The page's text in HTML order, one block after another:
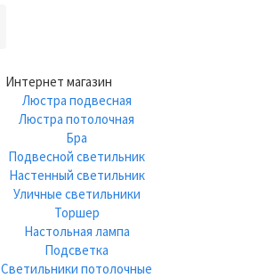
Интернет магазин
Люстра подвесная
Люстра потолочная
Бра
Подвесной светильник
Настенный светильник
Уличные светильники
Торшер
Настольная лампа
Подсветка
Светильники потолочные